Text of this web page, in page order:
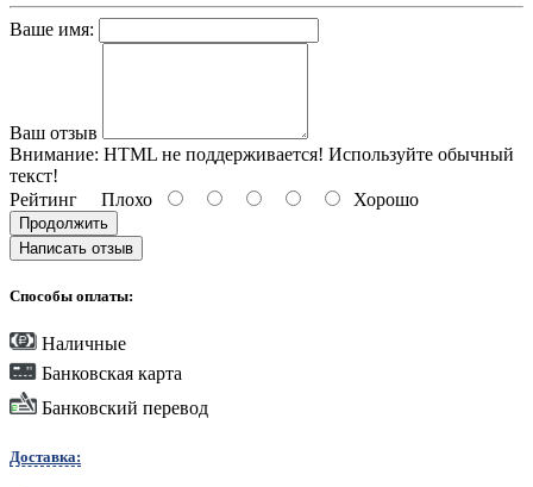
Ваше имя:
Ваш отзыв
Внимание: HTML не поддерживается! Используйте обычный
текст!
Рейтинг Плохо Хорошо
Продолжить
Написать отзыв
Способы оплаты:
Наличные
Банковская карта
Банковский перевод
Доставка: